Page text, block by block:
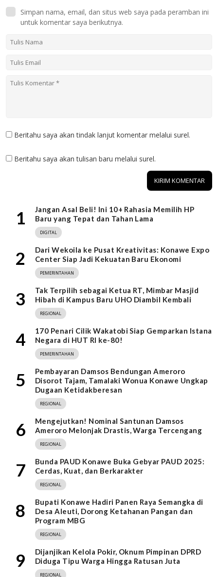
Simpan nama, email, dan situs web saya pada peramban ini
untuk komentar saya berikutnya.
Beritahu saya akan tindak lanjut komentar melalui surel.
Beritahu saya akan tulisan baru melalui surel.
1
Jangan Asal Beli! Ini 10+ Rahasia Memilih HP
Baru yang Tepat dan Tahan Lama
DIGITAL
2
Dari Wekoila ke Pusat Kreativitas: Konawe Expo
Center Siap Jadi Kekuatan Baru Ekonomi
PEMERINTAHAN
3
Tak Terpilih sebagai Ketua RT, Mimbar Masjid
Hibah di Kampus Baru UHO Diambil Kembali
REGIONAL
4
170 Penari Cilik Wakatobi Siap Gemparkan Istana
Negara di HUT RI ke-80!
PEMERINTAHAN
5
Pembayaran Damsos Bendungan Ameroro
Disorot Tajam, Tamalaki Wonua Konawe Ungkap
Dugaan Ketidakberesan
REGIONAL
6
Mengejutkan! Nominal Santunan Damsos
Ameroro Melonjak Drastis, Warga Tercengang
REGIONAL
7
Bunda PAUD Konawe Buka Gebyar PAUD 2025:
Cerdas, Kuat, dan Berkarakter
REGIONAL
8
Bupati Konawe Hadiri Panen Raya Semangka di
Desa Aleuti, Dorong Ketahanan Pangan dan
Program MBG
REGIONAL
9
Dijanjikan Kelola Pokir, Oknum Pimpinan DPRD
Diduga Tipu Warga Hingga Ratusan Juta
REGIONAL